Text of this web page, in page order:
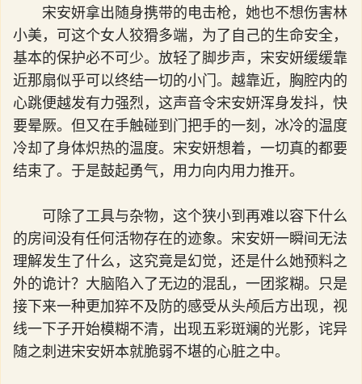
宋安妍拿出随身携带的电击枪，她也不想伤害林
小美，可这个女人狡猾多端，为了自己的生命安全，
基本的保护必不可少。放轻了脚步声，宋安妍缓缓靠
近那扇似乎可以终结一切的小门。越靠近，胸腔内的
心跳便越发有力强烈，这声音令宋安妍浑身发抖，快
要晕厥。但又在手触碰到门把手的一刻，冰冷的温度
冷却了身体炽热的温度。宋安妍想着，一切真的都要
结束了。于是鼓起勇气，用力向内用力推开。
可除了工具与杂物，这个狭小到再难以容下什么
的房间没有任何活物存在的迹象。宋安妍一瞬间无法
理解发生了什么，这究竟是幻觉，还是什么她预料之
外的诡计？大脑陷入了无边的混乱，一团浆糊。只是
接下来一种更加猝不及防的感受从头颅后方出现，视
线一下子开始模糊不清，出现五彩斑斓的光影，诧异
随之刺进宋安妍本就脆弱不堪的心脏之中。